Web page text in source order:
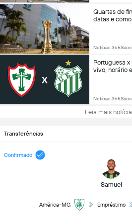
Quartas de
datas e
Notícias
Portuguesa
vivo, horário
Notícias
Leia mais
Transferências
Confirmado
Samuel
América-MG Empréstimo